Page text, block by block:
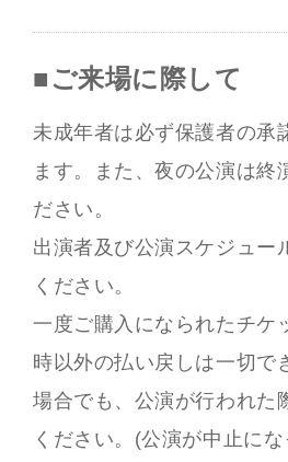
■ご来場に際して
未成年者は必ず保護者の承
ます。また、夜の公演は
ださい。
出演者及び公演スケジュー
ください。
一度ご購入になられたチケ
時以外の払い戻しは一切で
場合でも、公演が行われた
ください。(公演が中止に